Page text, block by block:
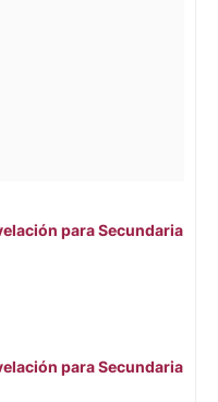
para Secundaria
para Secundaria